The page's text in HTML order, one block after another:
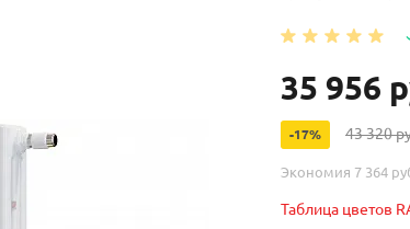
35 956
-17% 43 320
Экономия 7 364
Таблица цветов